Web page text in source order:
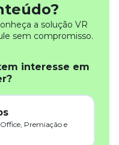
a solução VR
sem compromisso.
interesse em
Premiação e